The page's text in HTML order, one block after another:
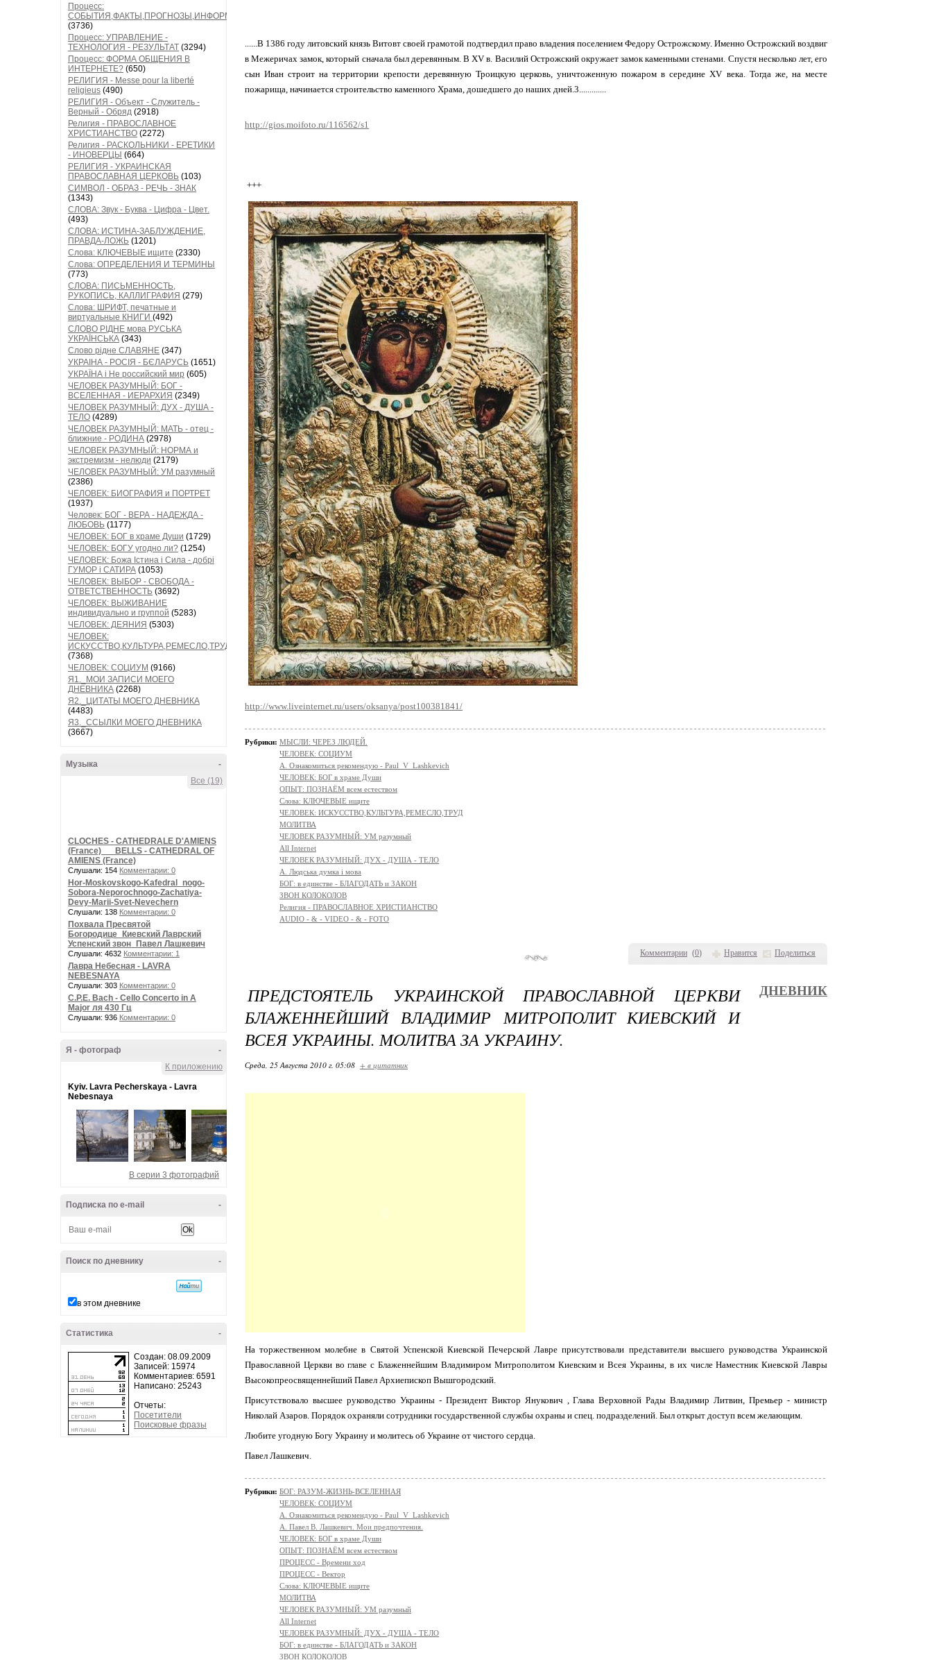
Процесс:
СОБЫТИЯ,ФАКТЫ,ПРОГНОЗЫ,ИНФОРМАЦИЯ
(3736)
Процесс: УПРАВЛЕНИЕ -
ТЕХНОЛОГИЯ - РЕЗУЛЬТАТ (3294)
Процесс: ФОРМА ОБЩЕНИЯ В
ИНТЕРНЕТЕ? (650)
РЕЛИГИЯ - Messe pour la liberté
religieus (490)
РЕЛИГИЯ - Объект - Служитель -
Верный - Обряд (2918)
Религия - ПРАВОСЛАВНОЕ
ХРИСТИАНСТВО (2272)
Религия - РАСКОЛЬНИКИ - ЕРЕТИКИ
- ИНОВЕРЦЫ (664)
РЕЛИГИЯ - УКРАИНСКАЯ
ПРАВОСЛАВНАЯ ЦЕРКОВЬ (103)
СИМВОЛ - ОБРАЗ - РЕЧЬ - ЗНАК
(1343)
СЛОВА: Звук - Буква - Цифра - Цвет.
(493)
СЛОВА: ИСТИНА-ЗАБЛУЖДЕНИЕ,
ПРАВДА-ЛОЖЬ (1201)
Слова: КЛЮЧЕВЫЕ ищите (2330)
Слова: ОПРЕДЕЛЕНИЯ И ТЕРМИНЫ
(773)
СЛОВА: ПИСЬМЕННОСТЬ,
РУКОПИСЬ, КАЛЛИГРАФИЯ (279)
Слова: ШРИФТ, печатные и
виртуальные КНИГИ (492)
СЛОВО РІДНЕ мова РУСЬКА
УКРАЇНСЬКА (343)
Слово рідне СЛАВЯНЕ (347)
УКРАІНА - РОСІЯ - БЄЛАРУСЬ (1651)
УКРАЇНА і Не российский мир (605)
ЧЕЛОВЕК РАЗУМНЫЙ: БОГ -
ВСЕЛЕННАЯ - ИЕРАРХИЯ (2349)
ЧЕЛОВЕК РАЗУМНЫЙ: ДУХ - ДУША -
ТЕЛО (4289)
ЧЕЛОВЕК РАЗУМНЫЙ: МАТЬ - отец -
ближние - РОДИНА (2978)
ЧЕЛОВЕК РАЗУМНЫЙ: НОРМА и
экстремизм - нелюди (2179)
ЧЕЛОВЕК РАЗУМНЫЙ: УМ разумный
(2386)
ЧЕЛОВЕК: БИОГРАФИЯ и ПОРТРЕТ
(1937)
Человек: БОГ - ВЕРА - НАДЕЖДА -
ЛЮБОВЬ (1177)
ЧЕЛОВЕК: БОГ в храме Души (1729)
ЧЕЛОВЕК: БОГУ угодно ли? (1254)
ЧЕЛОВЕК: Божа Істина і Сила - добрі
ГУМОР і САТИРА (1053)
ЧЕЛОВЕК: ВЫБОР - СВОБОДА -
ОТВЕТСТВЕННОСТЬ (3692)
ЧЕЛОВЕК: ВЫЖИВАНИЕ
индивидуально и группой (5283)
ЧЕЛОВЕК: ДЕЯНИЯ (5303)
ЧЕЛОВЕК:
ИСКУССТВО,КУЛЬТУРА,РЕМЕСЛО,ТРУД
(7368)
ЧЕЛОВЕК: СОЦИУМ (9166)
Я1._МОИ ЗАПИСИ МОЕГО
ДНЕВНИКА (2268)
Я2._ЦИТАТЫ МОЕГО ДНЕВНИКА
(4483)
Я3._ССЫЛКИ МОЕГО ДНЕВНИКА
(3667)
-
Музыка
Все (19)
CLOCHES - CATHEDRALE D'AMIENS
(France) __ BELLS - CATHEDRAL OF
AMIENS (France)
Слушали: 154 Комментарии: 0
Hor-Moskovskogo-Kafedral_nogo-
Sobora-Neporochnogo-Zachatiya-
Devy-Marii-Svet-Nevechern
Слушали: 138 Комментарии: 0
Похвала Пресвятой
Богородице_Киевский Лаврский
Успенский звон_Павел Лашкевич
Слушали: 4632 Комментарии: 1
Лавра Небесная - LAVRA
NEBESNAYA
Слушали: 303 Комментарии: 0
C.P.E. Bach - Cello Concerto in A
Major ля 430 Гц
Слушали: 936 Комментарии: 0
-
Я - фотограф
К приложению
Kyiv. Lavra Pecherskaya - Lavra
Nebesnaya
В серии 3 фотографий
-
Подписка по e-mail
-
Поиск по дневнику
в этом дневнике
-
Статистика
Создан: 08.09.2009
Записей: 15974
Комментариев: 6591
Написано: 25243
Отчеты:
Посетители
Поисковые фразы
Комментарии (0) Нравится Поделиться
......В 1386 году литовский князь Витовт своей грамотой подтвердил право владения поселением Федору Острожскому. Именно Острожский воздвиг
в Межеричах замок, который сначала был деревянным. В XV в. Василий Острожский окружает замок каменными стенами. Спустя несколько лет, его
сын Иван строит на территории крепости деревянную Троицкую церковь, уничтоженную пожаром в середине XV века. Тогда же, на месте
пожарища, начинается строительство каменного Храма, дошедшего до наших дней.3.............
http://gios.moifoto.ru/116562/s1
+++
http://www.liveinternet.ru/users/oksanya/post100381841/
Рубрики: МЫСЛИ: ЧЕРЕЗ ЛЮДЕЙ.
ЧЕЛОВЕК: СОЦИУМ
А. Ознакомиться рекомендую - Paul_V_Lashkevich
ЧЕЛОВЕК: БОГ в храме Души
ОПЫТ: ПОЗНАЁМ всем естеством
Слова: КЛЮЧЕВЫЕ ищите
ЧЕЛОВЕК: ИСКУССТВО,КУЛЬТУРА,РЕМЕСЛО,ТРУД
МОЛИТВА
ЧЕЛОВЕК РАЗУМНЫЙ: УМ разумный
All Internet
ЧЕЛОВЕК РАЗУМНЫЙ: ДУХ - ДУША - ТЕЛО
A. Людська думка і мова
БОГ: в единстве - БЛАГОДАТЬ и ЗАКОН
ЗВОН КОЛОКОЛОВ
Религия - ПРАВОСЛАВНОЕ ХРИСТИАНСТВО
AUDIO - & - VIDEO - & - FOTO
ПРЕДСТОЯТЕЛЬ УКРАИНСКОЙ ПРАВОСЛАВНОЙ ЦЕРКВИ
БЛАЖЕННЕЙШИЙ ВЛАДИМИР МИТРОПОЛИТ КИЕВСКИЙ И
ВСЕЯ УКРАИНЫ. МОЛИТВА ЗА УКРАИНУ.
ДНЕВНИК
Среда, 25 Августа 2010 г. 05:08 + в цитатник
На торжественном молебне в Святой Успенской Киевской Печерской Лавре присутствовали представители высшего руководства Украинской
Православной Церкви во главе с Блаженнейшим Владимиром Митрополитом Киевским и Всея Украины, в их числе Наместник Киевской Лавры
Высокопреосвященнейший Павел Архиепископ Вышгородский.
Присутствовало высшее руководство Украины - Президент Виктор Янукович , Глава Верховной Рады Владимир Литвин, Премьер - министр
Николай Азаров. Порядок охраняли сотрудники государственной службы охраны и спец. подразделений. Был открыт доступ всем желающим.
Любите угодную Богу Украину и молитесь об Украине от чистого сердца.
Павел Лашкевич.
Рубрики: БОГ: РАЗУМ-ЖИЗНЬ-ВСЕЛЕННАЯ
ЧЕЛОВЕК: СОЦИУМ
А. Ознакомиться рекомендую - Paul_V_Lashkevich
А. Павел В. Лашкевич. Мои предпочтения.
ЧЕЛОВЕК: БОГ в храме Души
ОПЫТ: ПОЗНАЁМ всем естеством
ПРОЦЕСС - Времени ход
ПРОЦЕСС - Вектор
Слова: КЛЮЧЕВЫЕ ищите
МОЛИТВА
ЧЕЛОВЕК РАЗУМНЫЙ: УМ разумный
All Internet
ЧЕЛОВЕК РАЗУМНЫЙ: ДУХ - ДУША - ТЕЛО
БОГ: в единстве - БЛАГОДАТЬ и ЗАКОН
ЗВОН КОЛОКОЛОВ